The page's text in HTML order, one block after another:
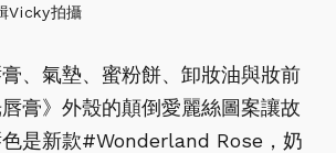
Vicky拍攝
、氣墊、蜜粉餅、卸妝油與妝前
膏》外殼的顛倒愛麗絲圖案讓故
是新款#Wonderland Rose，奶